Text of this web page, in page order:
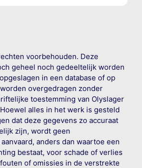
voorbehouden. Deze
geheel noch gedeeltelijk worden
in een database of op
overgedragen zonder
toestemming van Olyslager
alles in het werk is gesteld
dat deze gegevens zo accuraat
zijn, wordt geen
anders dan waartoe een
bestaat, voor schade of verlies
of omissies in de verstrekte